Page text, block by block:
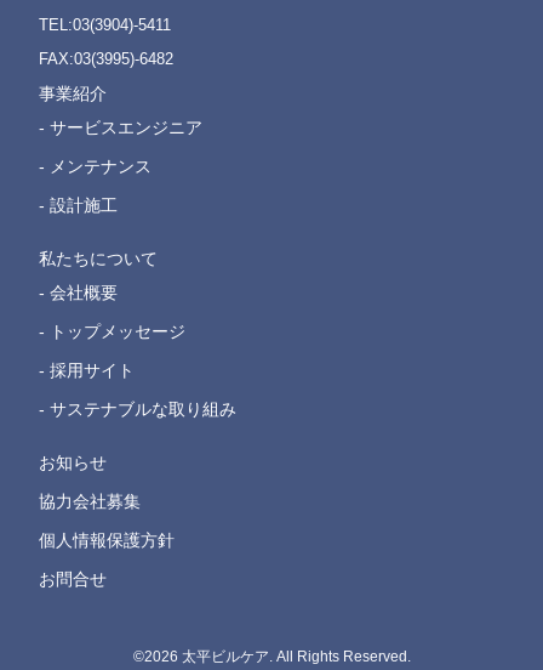
TEL:03(3904)-5411
FAX:03(3995)-6482
事業紹介
- サービスエンジニア
- メンテナンス
- 設計施工
私たちについて
- 会社概要
- トップメッセージ
- 採用サイト
- サステナブルな取り組み
お知らせ
協力会社募集
個人情報保護方針
お問合せ
©2026 太平ビルケア. All Rights Reserved.